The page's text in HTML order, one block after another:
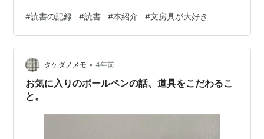
まだいつもはしまわないところにしまってしまったのか
も？という期待もあり、今は別のペンを使っています。
同じジェットストリームの2+1です。笑 でも、こちらは
書いてるうちに真ん中のねじ？の部分が回ってしまうの
か、どんどんゆるゆるしてきて不安定になってしまうん
ですよねぇ。筆圧がすごいからでしょうか？ う…
#読書の記録 #読書 #本紹介 #文房具が大好き
タケダノメモ • 4年前
お気に入りのボールペンの話、道具をこだわるこ
と。